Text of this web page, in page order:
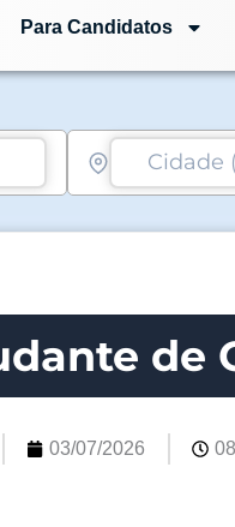
Para Candidatos
de
03/07/2026